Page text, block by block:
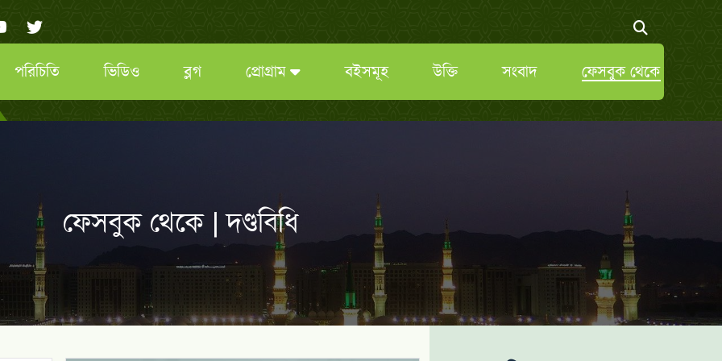
পরিচিতি ভিডিও ব্লগ প্রোগ্রাম বইসমূহ উক্তি সংবাদ ফেসবুক থেকে
ফেসবুক থেকে | দণ্ডবিধি